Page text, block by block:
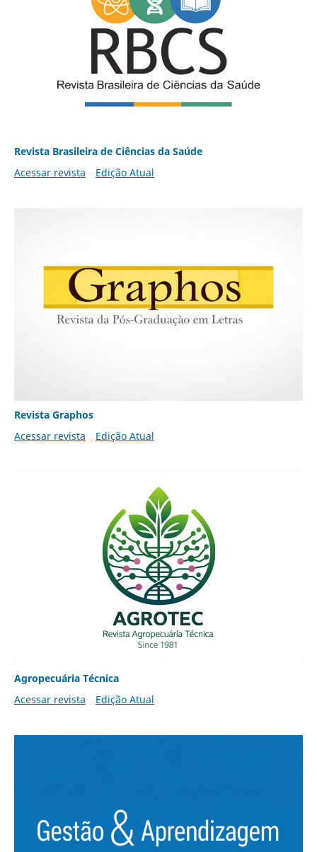
Revista Brasileira de Ciências da Saúde
Acessar revista
Edição Atual
Revista Graphos
Acessar revista
Edição Atual
Agropecuária Técnica
Acessar revista
Edição Atual